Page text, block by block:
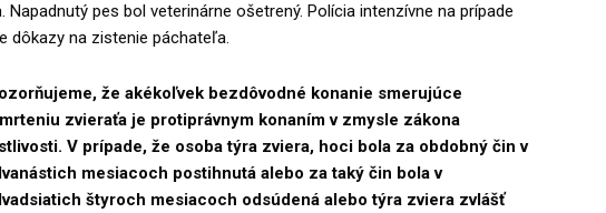
Napadnutý pes bol veterinárne ošetrený. Polícia intenzívne na prípade
dôkazy na zistenie páchateľa.
že akékoľvek bezdôvodné konanie smerujúce
zvieraťa je protiprávnym konaním v zmysle zákona
V prípade, že osoba týra zviera, hoci bola za obdobný čin v
mesiacoch postihnutá alebo za taký čin bola v
štyroch mesiacoch odsúdená alebo týra zviera zvlášť